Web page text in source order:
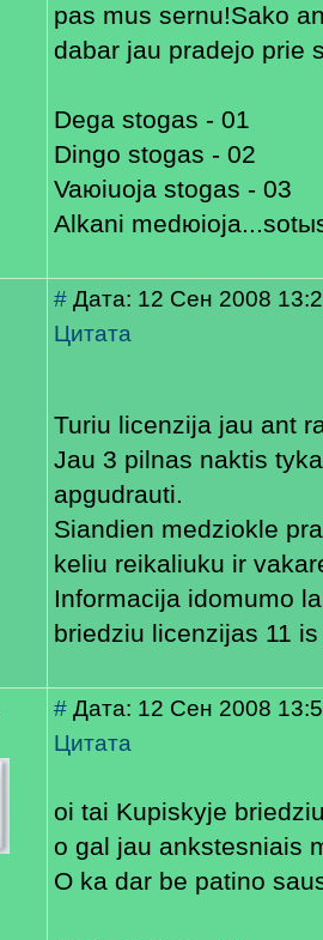
pas mus sernu!Sako
dabar jau pradejo prie
Dega stogas - 01
Dingo stogas - 02
Vaюiuoja stogas - 03
Alkani
# Дата: 12 Сен 2008
Цитата
Turiu licenzija jau ant
Jau 3 pilnas naktis
apgudrauti.
Siandien medziokle
keliu reikaliuku ir
Informacija idomumo
briedziu licenzijas 11
# Дата: 12 Сен 2008
Цитата
oi tai Kupiskyje
o gal jau ankstesniais
O ka dar be patino